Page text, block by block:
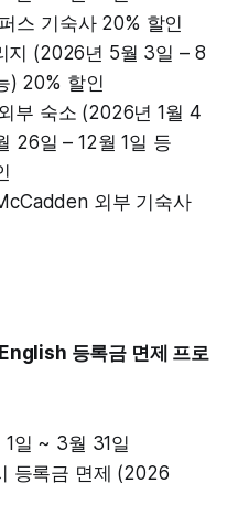
스 기숙사 20% 할인
지 (2026년 5월 3일 – 8
) 20% 할인
부 숙소 (2026년 1월 4
26일 – 12월 1일 등
외부 기숙사
등록금 면제 프로
일 ~ 3월 31일
등록금 면제 (2026